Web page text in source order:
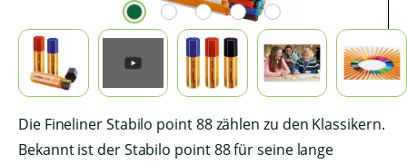
Die Fineliner Stabilo point 88 zählen zu den Klassikern.
Bekannt ist der Stabilo point 88 für seine lange